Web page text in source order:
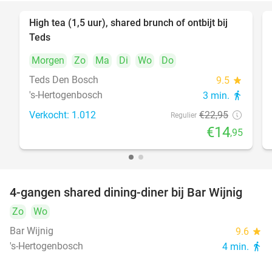
35%
High tea (1,5 uur), shared brunch of ontbijt bij
Teds
Morgen
Zo Ma Di Wo
Do
Teds Den Bosch
9.5 star
's-Hertogenbosch 3 min. directions_walk
Verkocht: 1.012 Regulier €22,95
€14,95
45%
4-gangen shared dining-diner bij Bar Wijnig
Zo
Wo
Bar Wijnig
9.6 star
's-Hertogenbosch 4 min. directions_walk